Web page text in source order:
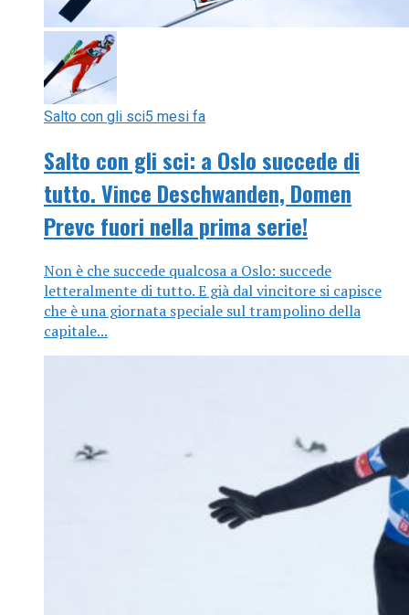
Salto con gli sci5 mesi fa
Salto con gli sci: a Oslo succede di
tutto. Vince Deschwanden, Domen
Prevc fuori nella prima serie!
Non è che succede qualcosa a Oslo: succede
letteralmente di tutto. E già dal vincitore si capisce
che è una giornata speciale sul trampolino della
capitale...